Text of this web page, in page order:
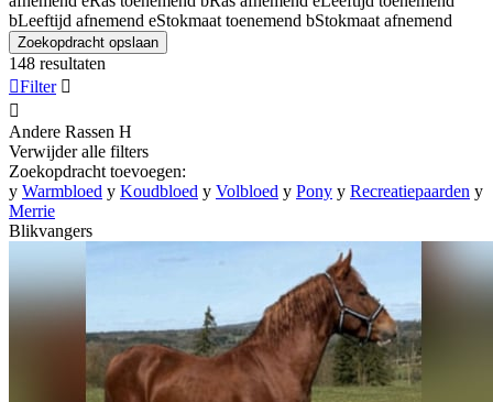
bLeeftijd afnemend eStokmaat toenemend bStokmaat afnemend
Zoekopdracht opslaan
148 resultaten
Filter 

Andere Rassen H
Verwijder alle filters
Zoekopdracht toevoegen:
y Warmbloed y Koudbloed y Volbloed y Pony y Recreatiepaarden y
Merrie
Blikvangers